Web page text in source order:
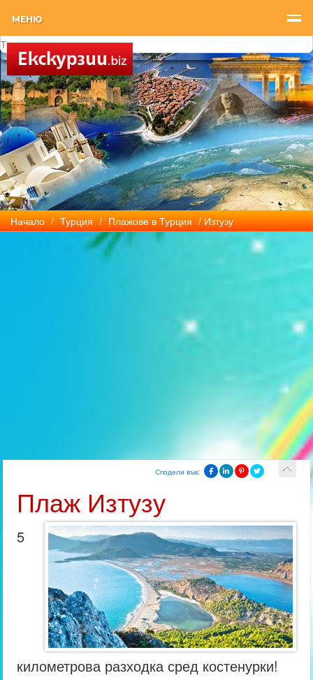
МЕНЮ
Начало / Турция / Плажове в Турция / Изтузу
Сподели във:
Плаж Изтузу
5
километрова разходка сред костенурки!